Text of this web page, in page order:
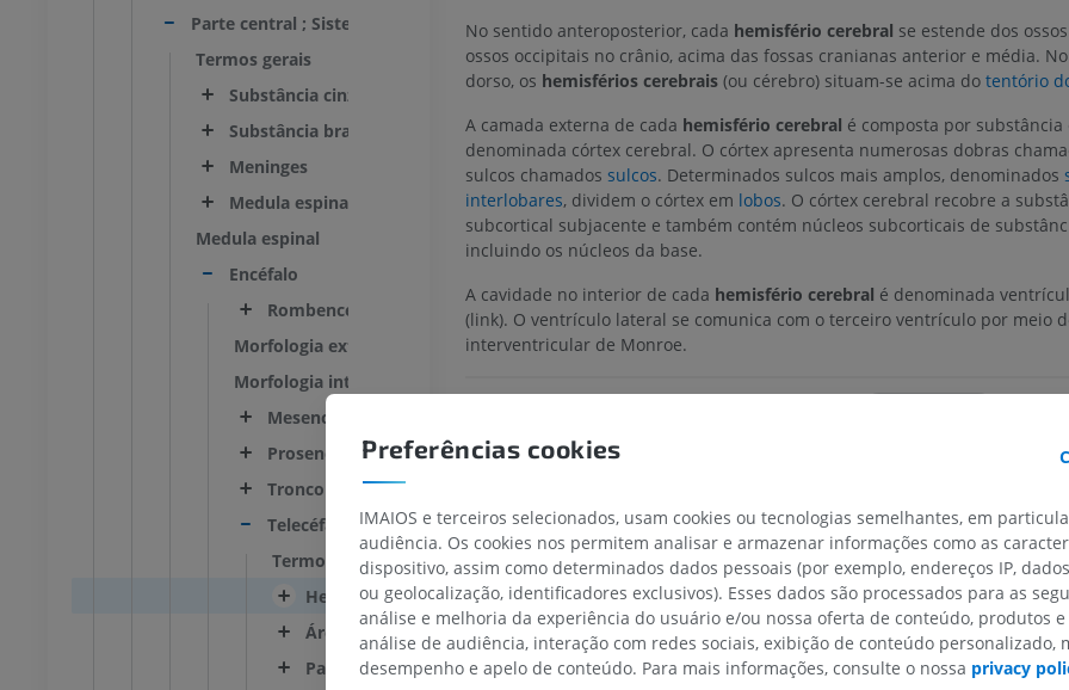
Parte central ; Sistema nervoso central
Termos gerais
Substância cinzenta
Substância branca
Meninges
Medula espinal
Medula espinal
Encéfalo
Rombencéfalo
Morfologia externa
Morfologia interna
Mesencéfalo
Prosencéfalo
Tronco encefálico
Telecéfalo; Cérebro
Termos gerais
Hemisfério cerebal
Áreas de Brodmann
Parte basilar do telencéfalo
No sentido anteroposterior, cada hemisfério cerebral se estende dos
ossos occipitais no crânio, acima das fossas cranianas anterior e média.
dorso, os hemisférios cerebrais (ou cérebro) situam-se acima do tentório
A camada externa de cada hemisfério cerebral é composta por substância
denominada córtex cerebral. O córtex apresenta numerosas dobras
sulcos chamados sulcos. Determinados sulcos mais amplos, denominados
interlobares, dividem o córtex em lobos. O córtex cerebral recobre a
subcortical subjacente e também contém núcleos subcorticais de
incluindo os núcleos da base.
A cavidade no interior de cada hemisfério cerebral é denominada
(link). O ventrículo lateral se comunica com o terceiro ventrículo por meio
interventricular de Monroe.
Snell, R.S. (2010). ‘Chapter 1: Introduction and organization of the nervous system’, in
Neuroanatomy. (7th ed.) Philadelphia: Wolters Kluwer Health/Lippincott Williams &
Galeria
Preferências cookies
IMAIOS e terceiros selecionados, usam cookies ou tecnologias semelhantes, em
audiência. Os cookies nos permitem analisar e armazenar informações como as
dispositivo, assim como determinados dados pessoais (por exemplo, endereços IP,
ou geolocalização, identificadores exclusivos). Esses dados são processados para as
análise e melhoria da experiência do usuário e/ou nossa oferta de conteúdo, produtos e
análise de audiência, interação com redes sociais, exibição de conteúdo personalizado,
desempenho e apelo de conteúdo. Para mais informações, consulte o nossa privacy